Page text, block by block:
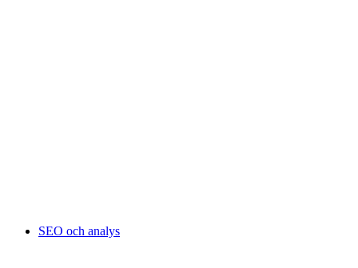
SEO och analys